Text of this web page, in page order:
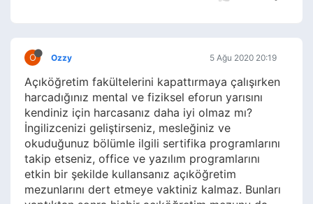
O Ozzy 5 Ağu 2020 20:19
Açıköğretim fakültelerini kapattırmaya çalışırken
harcadığınız mental ve fiziksel eforun yarısını
kendiniz için harcasanız daha iyi olmaz mı?
İngilizcenizi geliştirseniz, mesleğiniz ve
okuduğunuz bölümle ilgili sertifika programlarını
takip etseniz, office ve yazılım programlarını
etkin bir şekilde kullansanız açıköğretim
mezunlarını dert etmeye vaktiniz kalmaz. Bunları